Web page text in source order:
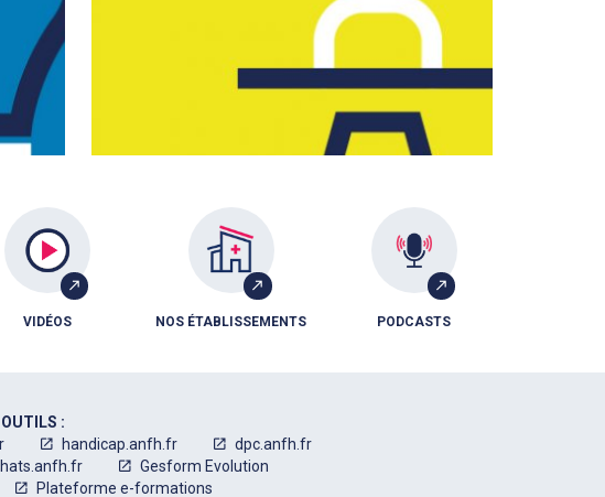
VIDÉOS NOS ÉTABLISSEMENTS PODCASTS
:
handicap.anfh.fr
dpc.anfh.fr
Gesform Evolution
Plateforme e-formations